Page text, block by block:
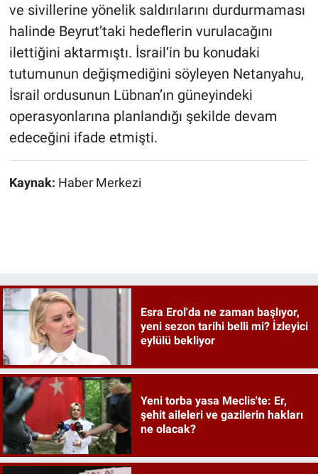
ve sivillerine yönelik saldırılarını durdurmaması
halinde Beyrut’taki hedeflerin vurulacağını
ilettiğini aktarmıştı. İsrail’in bu konudaki
tutumunun değişmediğini söyleyen Netanyahu,
İsrail ordusunun Lübnan’ın güneyindeki
operasyonlarına planlandığı şekilde devam
edeceğini ifade etmişti.
Kaynak: Haber Merkezi
Esra Erol'da ne zaman başlıyor,
yeni sezon tarihi belli mi? İzleyici
eylülü bekliyor
Yeni torba yasa Meclis'te: Er,
şehit aileleri ve gazilerin hakları
ne olacak?